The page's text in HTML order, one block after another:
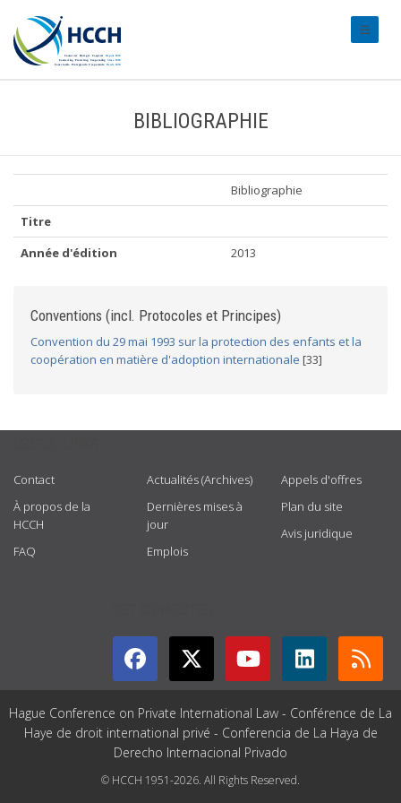
BIBLIOGRAPHIE
Bibliographie
Titre
Année d'édition
2013
Conventions (incl. Protocoles et Principes)
Convention du 29 mai 1993 sur la protection des enfants et la
coopération en matière d'adoption internationale [33]
Contact
À propos de la
HCCH
FAQ
Actualités (Archives)
Dernières mises à
jour
Emplois
Appels d'offres
Plan du site
Avis juridique
Hague Conference on Private International Law - Conférence de La
Haye de droit international privé - Conferencia de La Haya de
Derecho Internacional Privado
© HCCH 1951-2026. All Rights Reserved.